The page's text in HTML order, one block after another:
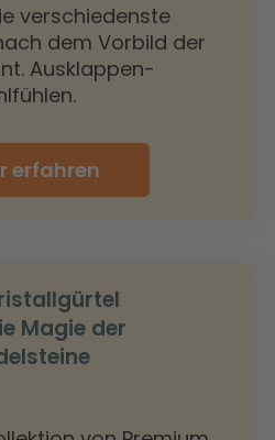
verschiedenste
dem Vorbild der
Ausklappen-
erfahren
Magie der